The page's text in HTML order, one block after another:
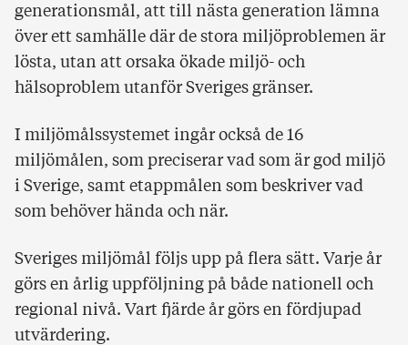
generationsmål, att till nästa generation lämna
över ett samhälle där de stora miljöproblemen är
lösta, utan att orsaka ökade miljö- och
hälsoproblem utanför Sveriges gränser.
I miljömålssystemet ingår också de 16
miljömålen, som preciserar vad som är god miljö
i Sverige, samt etappmålen som beskriver vad
som behöver hända och när.
Sveriges miljömål följs upp på flera sätt. Varje år
görs en årlig uppföljning på både nationell och
regional nivå. Vart fjärde år görs en fördjupad
utvärdering.